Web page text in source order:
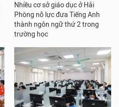
Nhiều cơ sở giáo dục ở Hải
Phòng nỗ lực đưa Tiếng Anh
thành ngôn ngữ thứ 2 trong
trường học